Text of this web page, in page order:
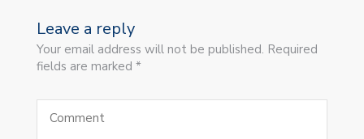
Leave a reply
Your email address will not be published. Required
fields are marked *